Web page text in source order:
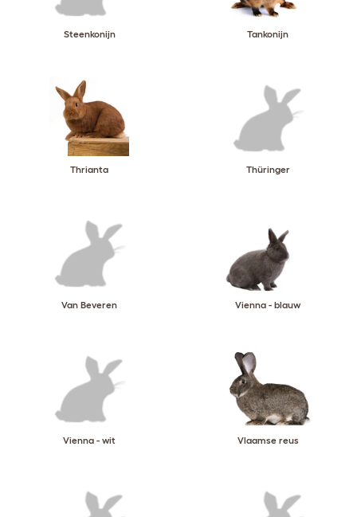
Steenkonijn Tankonijn
Thrianta Thüringer
Van Beveren Vienna - blauw
Vienna - wit Vlaamse reus